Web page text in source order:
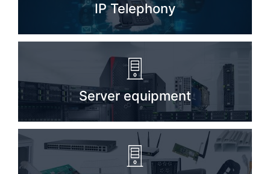
IP Telephony
Server equipment